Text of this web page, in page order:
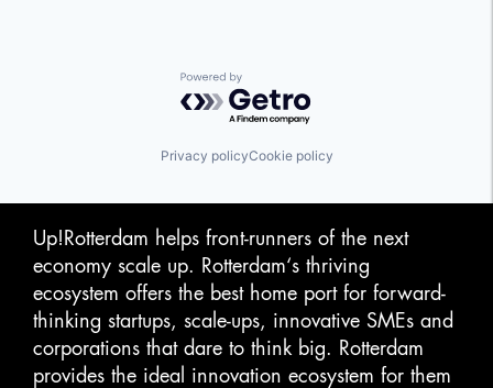
Powered by Getro.com
Privacy policyCookie policy
Up!Rotterdam helps front-runners of the next
economy scale up. Rotterdam‘s thriving
ecosystem offers the best home port for forward-
thinking startups, scale-ups, innovative SMEs and
corporations that dare to think big. Rotterdam
provides the ideal innovation ecosystem for them